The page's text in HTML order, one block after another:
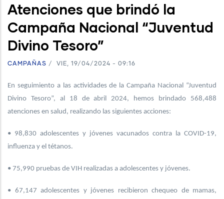
Atenciones que brindó la
Campaña Nacional “Juventud
Divino Tesoro”
CAMPAÑAS / VIE, 19/04/2024 - 09:16
En seguimiento a las actividades de la Campaña Nacional “Juventud
Divino Tesoro”, al 18 de abril 2024, hemos brindado 568,488
atenciones en salud, realizando las siguientes acciones:
• 98,830 adolescentes y jóvenes vacunados contra la COVID-19,
influenza y el tétanos.
• 75,990 pruebas de VIH realizadas a adolescentes y jóvenes.
• 67,147 adolescentes y jóvenes recibieron chequeo de mamas,